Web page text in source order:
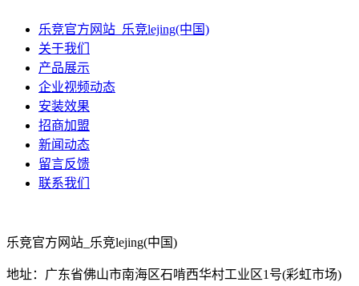
乐竞官方网站_乐竞lejing(中国)
关于我们
产品展示
企业视频动态
安装效果
招商加盟
新闻动态
留言反馈
联系我们
乐竞官方网站_乐竞lejing(中国)
地址：广东省佛山市南海区石啃西华村工业区1号(彩虹市场)